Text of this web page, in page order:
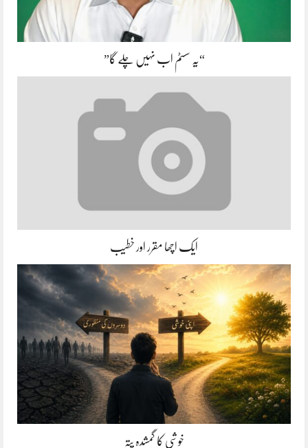
“یہ سسٹم اب نہیں چلے گا”
ایک اچھا مقرر اور خطیب
خوشی کا گمشدہ پتہ